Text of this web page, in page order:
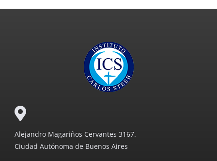
Alejandro Magariños Cervantes 3167.
Ciudad Autónoma de Buenos Aires